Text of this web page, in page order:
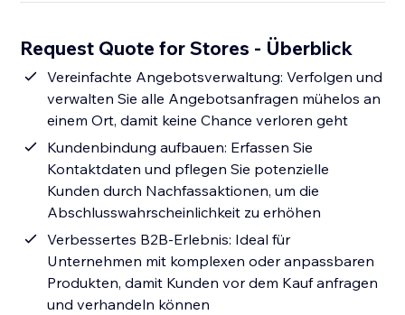
Request Quote for Stores - Überblick
Vereinfachte Angebotsverwaltung: Verfolgen und
verwalten Sie alle Angebotsanfragen mühelos an
einem Ort, damit keine Chance verloren geht
Kundenbindung aufbauen: Erfassen Sie
Kontaktdaten und pflegen Sie potenzielle
Kunden durch Nachfassaktionen, um die
Abschlusswahrscheinlichkeit zu erhöhen
Verbessertes B2B-Erlebnis: Ideal für
Unternehmen mit komplexen oder anpassbaren
Produkten, damit Kunden vor dem Kauf anfragen
und verhandeln können